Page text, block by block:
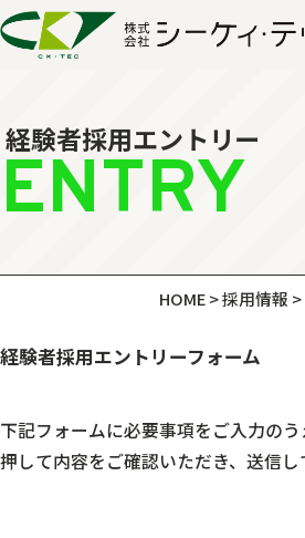
経験者採用エントリー
ENTRY
HOME>採用情報 >
経験者採用エントリーフォーム
下記フォームに必要事項をご入力のう
押して内容をご確認いただき、送信し